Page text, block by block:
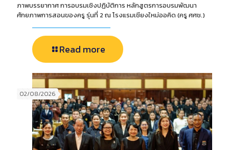
ภาพบรรยากาศ การอบรมเชิงปฏิบัติการ หลักสูตรการอบรมพัฒนา
ศักยภาพการสอนของครู รุ่นที่ 2 ณ โรงแรมเชียงใหม่ออคิด (ครู ศศช.)
Read more
02/08/2026